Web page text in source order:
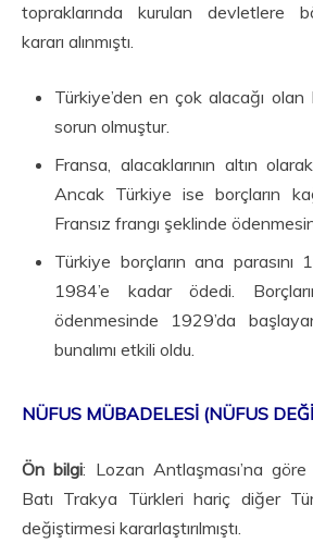
topraklarında kurulan devletlere
kararı alınmıştı.
Türkiye’den en çok alacağı olan
sorun olmuştur.
Fransa, alacaklarının al­tın
Ancak Türkiye ise borçların
Fransız frangı şek­linde
Türkiye borçların ana parasını
1984’e kadar ödedi.
ödenmesinde 1929’da
bunalımı etkili oldu.
NÜFUS MÜBADELESİ (NÜFUS
Ön bilgi: Lozan Antlaşması’na göre
Batı Trakya Türkleri hariç diğer
değiştirmesi kararlaştırılmıştı.